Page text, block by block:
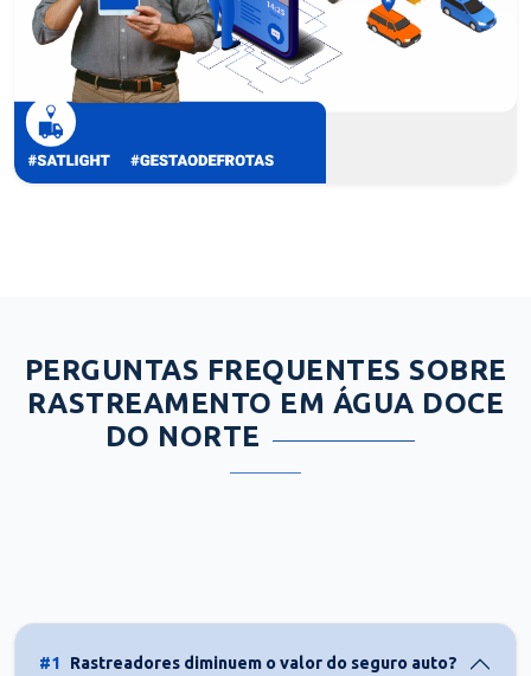
PERGUNTAS FREQUENTES SOBRE
RASTREAMENTO EM ÁGUA DOCE
DO NORTE
#1 Rastreadores diminuem o valor do seguro auto?